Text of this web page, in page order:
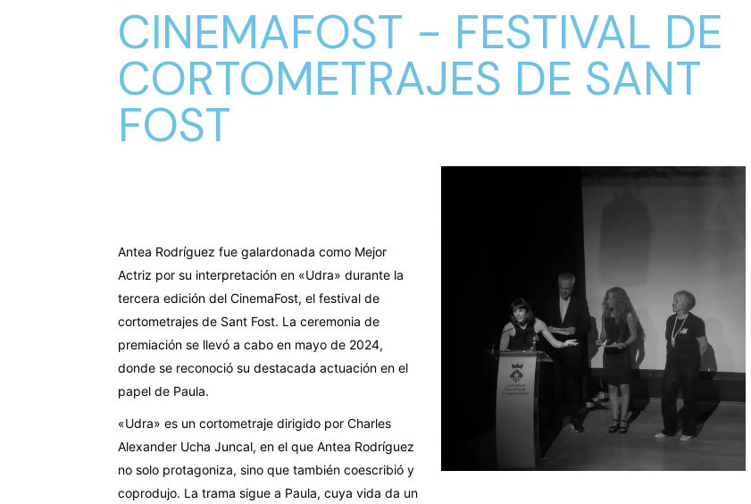
CINEMAFOST - FESTIVAL DE
CORTOMETRAJES DE SANT
FOST
Antea Rodríguez fue galardonada como Mejor
Actriz por su interpretación en «Udra» durante la
tercera edición del CinemaFost, el festival de
cortometrajes de Sant Fost. La ceremonia de
premiación se llevó a cabo en mayo de 2024,
donde se reconoció su destacada actuación en el
papel de Paula.
«Udra» es un cortometraje dirigido por Charles
Alexander Ucha Juncal, en el que Antea Rodríguez
no solo protagoniza, sino que también coescribió y
coprodujo. La trama sigue a Paula, cuya vida da un